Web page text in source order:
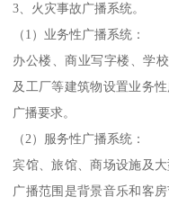
3、火灾事故广播系统。
（1）业务性广播系统：
办公楼、商业写字楼、学
及工厂等建筑物设置业务
广播要求。
（2）服务性广播系统：
宾馆、旅馆、商场设施及
广播范围是背景音乐和客